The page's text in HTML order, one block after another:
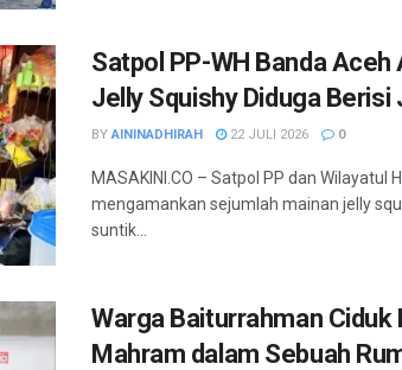
Satpol PP-WH Banda
Jelly Squishy Diduga Berisi
BY AININADHIRAH 22 JULI 2026 0
MASAKINI.CO – Satpol PP dan Wilayatul
mengamankan sejumlah mainan jelly
suntik...
Warga Baiturrahman Ciduk
Mahram dalam Sebuah